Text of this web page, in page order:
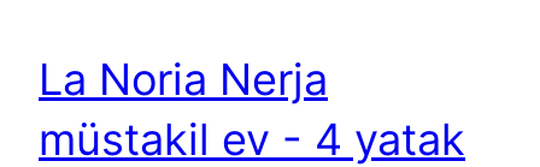
La Noria Nerja
müstakil ev - 4 yatak